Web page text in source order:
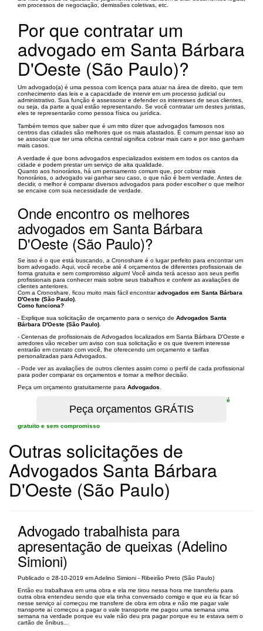
em processos de negociação, demissões coletivas, etc.
Por que contratar um
advogado em Santa Bárbara
D'Oeste (São Paulo)?
Um advogado(a) é uma pessoa com licença para atuar na área de direito, que tem
conhecimento das leis e a capacidade de intervir em um processo judicial ou
administrativo. Sua função é assessorar e defender os interesses de seus clientes,
ou seja, da parte a qual estão representando. Se você contratar um destes juristas,
eles te representarão como pessoa física ou jurídica.
Também temos que saber que é um mito dizer que advogados famosos nos
centros das cidades são melhores que os mais afastados. É comum pensar isso ao
se associar que ter uma oficina central significa cobrar mais caro e por isso ganham
mais casos.
A verdade é que bons advogados especializados existem em todos os cantos da
cidade e podem prestar um serviço de alta qualidade.
Quanto aos honorários, há um pensamento comum que, por cobrar mais
honorários, o advogado vai ganhar seu caso, o que não é bem verdade. Antes de
decidir, o melhor é comparar diversos advogados para poder escolher o que melhor
se encaixe com sua necessidade de verdade.
Onde encontro os melhores
advogados em Santa Bárbara
D'Oeste (São Paulo)?
Se isso é o que está buscando, a Cronoshare é o lugar perfeito para encontrar um
bom advogado. Aqui, você recebe até 4 orçamentos de diferentes profissionais de
forma gratuita e sem compromisso algum! Você ainda terá acesso aos seus perfis
profissionais para conhecer mais sobre seus trabalhos e conferir as avaliações de
clientes anteriores.
Com a Cronoshare, ficou muito mais fácil encontraradvogados em Santa Bárbara
D'Oeste (São Paulo)
Como funciona?
- Explique sua solicitação de orçamento para o serviço de Advogados Santa
Bárbara D'Oeste (São Paulo)
- Centenas de profissionais de Advogados localizados em Santa Bárbara D'Oeste e
arredores vão receber um aviso con sua solicitação e os que tiverem interesse
entrarão em contato com você, lhe oferecendo um orçamento e tarifas
personalizadas para Advogados.
- Pode ver as avaliações de outros clientes assim como o perfil de cada profissional
para poder comparar os orçamentos e tomar a melhor decisão.
Peça um orçamento gratuitamente para Advogados
é
gratuito e sem compromisso
Outras solicitações de
Advogados Santa Bárbara
D'Oeste (São Paulo)
Advogado trabalhista para
apresentação de queixas (Adelino
Simioni)
Publicado o 28-10-2019 em Adelino Simioni - Ribeirão Preto (São Paulo)
Então eu trabalhava em uma obra e ela me tirou nessa hora me transferiu para
outra obra entendeu sendo que ela tinha conversado comigo e que eu ia ficar só
nesse serviço aí começou me transfere de obra em obra e não me pagar vale
transporte aí começou a pagar o vale transporte me pagou uma semana uma
semana na verdade porque eu vale não deu pra pagar porque eu te estava sem o
cartão de ônibus...